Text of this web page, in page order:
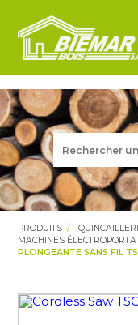
PRODUITS
MACHINES
PLONGEANTE SANS FIL